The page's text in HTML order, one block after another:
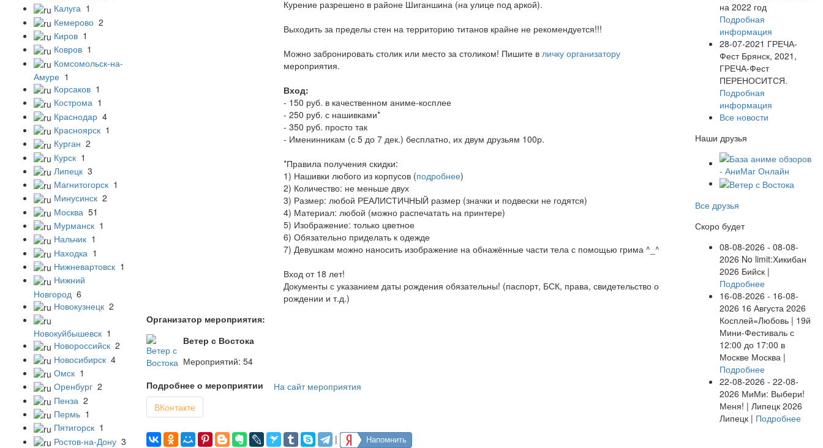
Калуга 1
Кемерово 2
Киров 1
Ковров 1
Комсомольск-на-
Амуре 1
Корсаков 1
Кострома 1
Краснодар 4
Красноярск 1
Курган 2
Курск 1
Липецк 3
Магнитогорск 1
Минусинск 2
Москва 51
Мурманск 1
Нальчик 1
Находка 1
Нижневартовск 1
Нижний
Новгород 6
Новокузнецк 2
Новокуйбышевск 1
Новороссийск 2
Новосибирск 4
Омск 1
Оренбург 2
Пенза 2
Пермь 1
Пятигорск 1
Ростов-на-Дону 3
Курение разрешено в районе Шиганшина (на улице под аркой).
Выходить за пределы стен на территорию титанов крайне не рекомендуется!!!
Можно забронировать столик или место за столиком! Пишите в личку организатору
мероприятия.
Вход:
- 150 руб. в качественном аниме-косплее
- 250 руб. с нашивками*
- 350 руб. просто так
- Именинникам (с 5 до 7 дек.) бесплатно, их двум друзьям 100р.
*Правила получения скидки:
1) Нашивки любого из корпусов (подробнее)
2) Количество: не меньше двух
3) Размер: любой РЕАЛИСТИЧНЫЙ размер (значки и подвески не годятся)
4) Материал: любой (можно распечатать на принтере)
5) Изображение: только цветное
6) Обязательно приделать к одежде
7) Девушкам можно наносить изображение на обнажённые части тела с помощью грима ^_^
Вход от 18 лет!
Документы с указанием даты рождения обязательны! (паспорт, БСК, права, свидетельство о
рождении и т.д.)
Организатор мероприятия:
Ветер с Востока
Мероприятий: 54
Подробнее о мероприятии
На сайт мероприятия
ВКонтакте
| Напомнить
на 2022 год
Подробная
информация
28-07-2021 ГРЕЧА-
Фест Брянск, 2021,
ГРЕЧА-Фест
ПЕРЕНОСИТСЯ.
Подробная
информация
Все новости
Наши друзья
Все друзья
Скоро будет
08-08-2026 - 08-08-
2026 No limit:Хикибан
2026 Бийск |
Подробнее
16-08-2026 - 16-08-
2026 16 Августа 2026
Косплей=Любовь | 19й
Мини-Фестиваль с
12:00 до 17:00 в
Москве Москва |
Подробнее
22-08-2026 - 22-08-
2026 МиМи: Выбери!
Меня! | Липецк 2026
Липецк | Подробнее